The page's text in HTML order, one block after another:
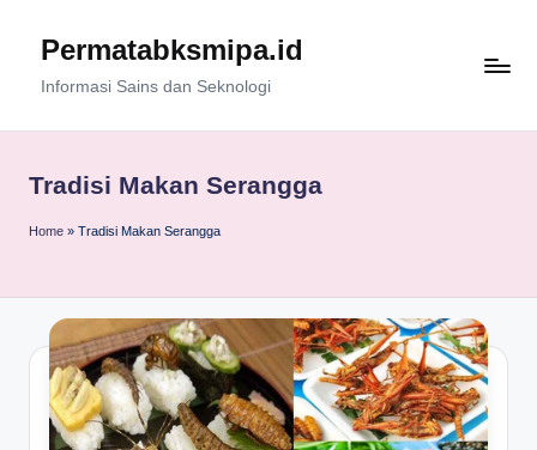
Permatabksmipa.id
Informasi Sains dan Seknologi
Tradisi Makan Serangga
Home » Tradisi Makan Serangga